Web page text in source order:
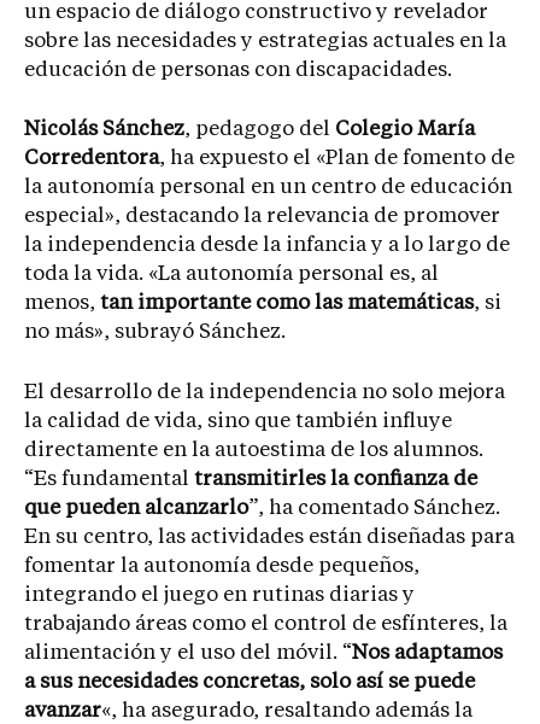
un espacio de diálogo constructivo y revelador
sobre las necesidades y estrategias actuales en la
educación de personas con discapacidades.
Nicolás Sánchez, pedagogo del Colegio María
Corredentora, ha expuesto el «Plan de fomento de
la autonomía personal en un centro de educación
especial», destacando la relevancia de promover
la independencia desde la infancia y a lo largo de
toda la vida. «La autonomía personal es, al
menos, tan importante como las matemáticas, si
no más», subrayó Sánchez.
El desarrollo de la independencia no solo mejora
la calidad de vida, sino que también influye
directamente en la autoestima de los alumnos.
“Es fundamental transmitirles la confianza de
que pueden alcanzarlo”, ha comentado Sánchez.
En su centro, las actividades están diseñadas para
fomentar la autonomía desde pequeños,
integrando el juego en rutinas diarias y
trabajando áreas como el control de esfínteres, la
alimentación y el uso del móvil. “Nos adaptamos
a sus necesidades concretas, solo así se puede
avanzar«, ha asegurado, resaltando además la